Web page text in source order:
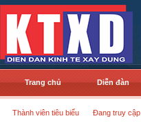
Trang chủ Diễn đàn
Thành viên tiêu biểu Đang truy cập